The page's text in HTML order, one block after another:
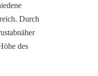
Durch
des